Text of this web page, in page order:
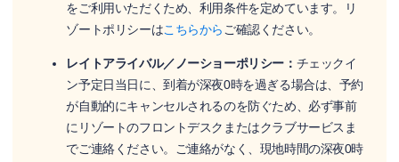
をご利用いただくため、利用条件を定めています。リ
ゾートポリシーはこちらからご確認ください。
レイトアライバル／ノーショーポリシー： チェックイ
ン予定日当日に、到着が深夜0時を過ぎる場合は、予約
が自動的にキャンセルされるのを防ぐため、必ず事前
にリゾートのフロントデスクまたはクラブサービスま
でご連絡ください。ご連絡がなく、現地時間の深夜0時